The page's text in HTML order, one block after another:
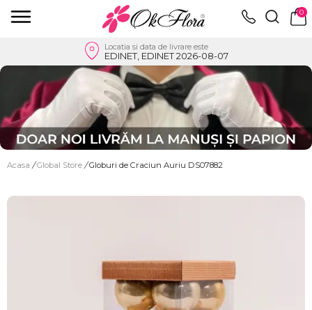
0
Locatia si data de livrare este
EDINET, EDINET 2026-08-07
Acasa / Global Store / Globuri de Craciun Auriu DS07882